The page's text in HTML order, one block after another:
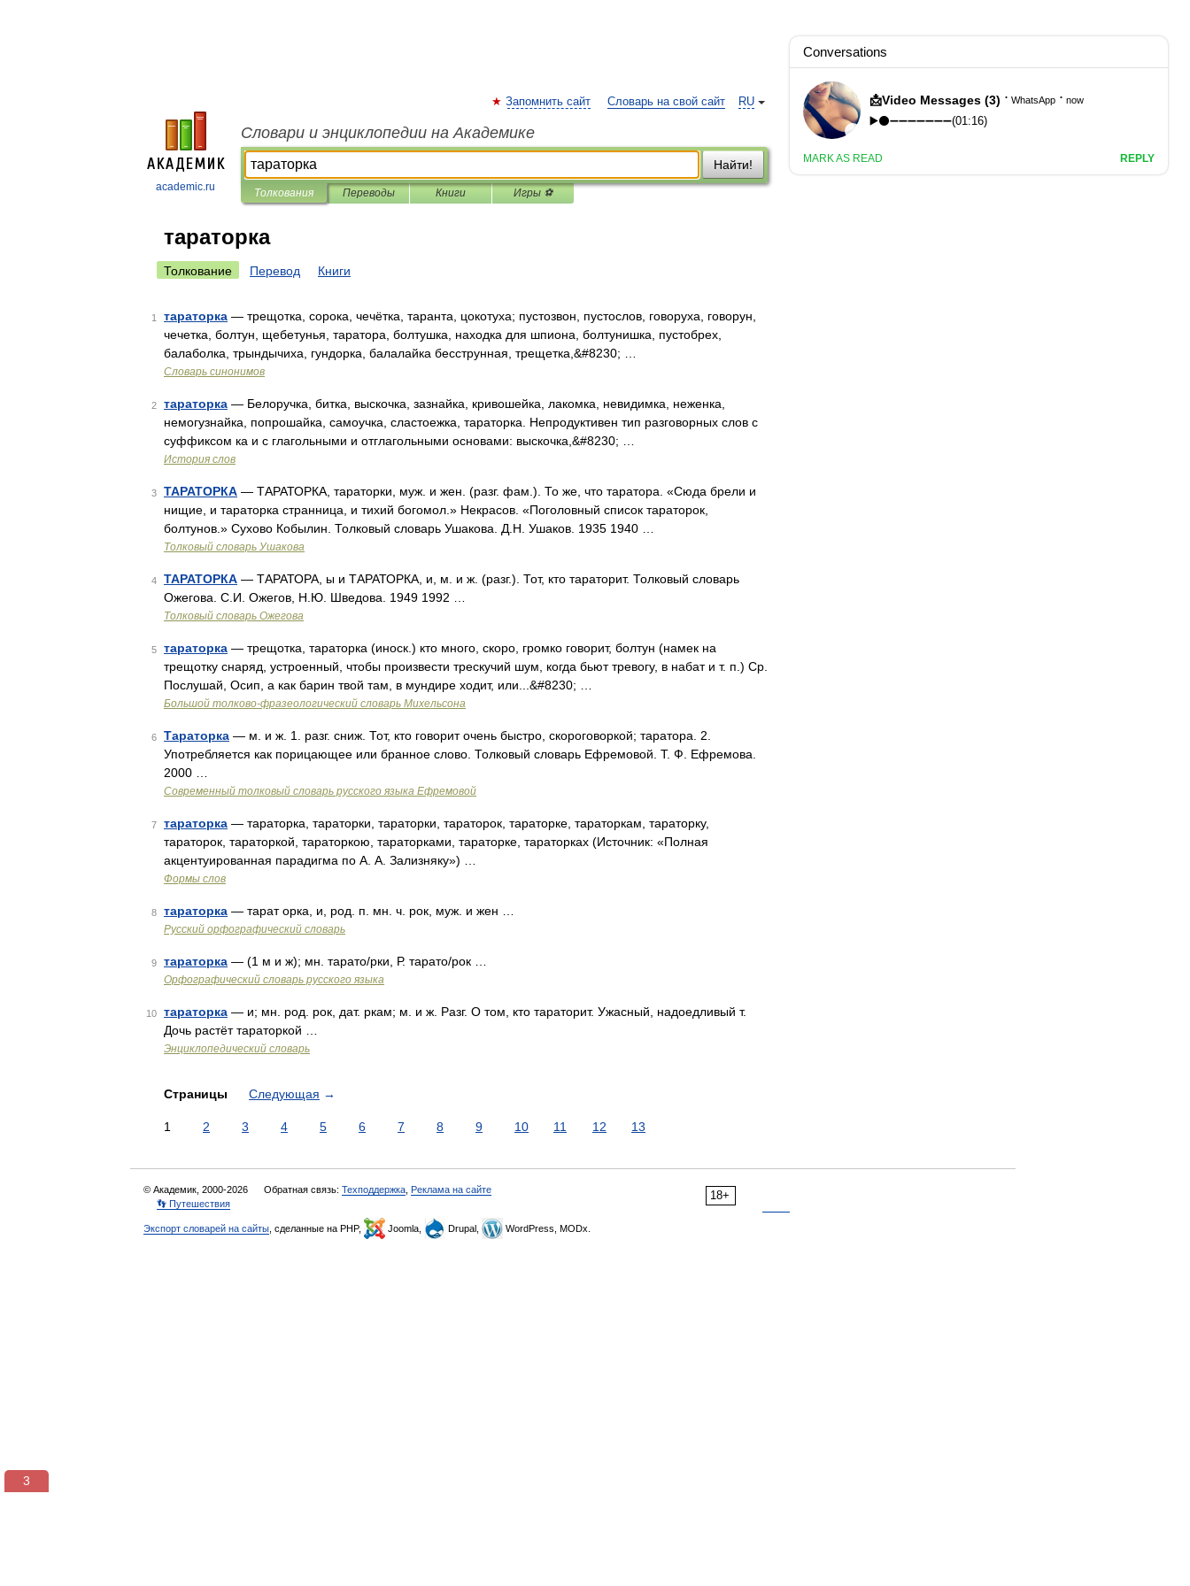
academic.ru
RU
Запомнить сайт Словарь на свой сайт
Словари и энциклопедии на Академике
Найти!
Толкования Переводы Книги Игры ⚽
тараторка
Толкование Перевод Книги
1 тараторка — трещотка, сорока, чечётка, таранта, цокотуха; пустозвон, пустослов, говоруха, говорун,
чечетка, болтун, щебетунья, таратора, болтушка, находка для шпиона, болтунишка, пустобрех,
балаболка, трындычиха, гундорка, балалайка бесструнная, трещетка,&#8230; …
Словарь синонимов
2 тараторка — Белоручка, битка, выскочка, зазнайка, кривошейка, лакомка, невидимка, неженка,
немогузнайка, попрошайка, самоучка, сластоежка, тараторка. Непродуктивен тип разговорных слов с
суффиксом ка и с глагольными и отглагольными основами: выскочка,&#8230; …
История слов
3 ТАРАТОРКА — ТАРАТОРКА, тараторки, муж. и жен. (разг. фам.). То же, что таратора. «Сюда брели и
нищие, и тараторка странница, и тихий богомол.» Некрасов. «Поголовный список тараторок,
болтунов.» Сухово Кобылин. Толковый словарь Ушакова. Д.Н. Ушаков. 1935 1940 …
Толковый словарь Ушакова
4 ТАРАТОРКА — ТАРАТОРА, ы и ТАРАТОРКА, и, м. и ж. (разг.). Тот, кто тараторит. Толковый словарь
Ожегова. С.И. Ожегов, Н.Ю. Шведова. 1949 1992 …
Толковый словарь Ожегова
5 тараторка — трещотка, тараторка (иноск.) кто много, скоро, громко говорит, болтун (намек на
трещотку снаряд, устроенный, чтобы произвести трескучий шум, когда бьют тревогу, в набат и т. п.) Ср.
Послушай, Осип, а как барин твой там, в мундире ходит, или...&#8230; …
Большой толково-фразеологический словарь Михельсона
6 Тараторка — м. и ж. 1. разг. сниж. Тот, кто говорит очень быстро, скороговоркой; таратора. 2.
Употребляется как порицающее или бранное слово. Толковый словарь Ефремовой. Т. Ф. Ефремова.
2000 …
Современный толковый словарь русского языка Ефремовой
7 тараторка — тараторка, тараторки, тараторки, тараторок, тараторке, тараторкам, тараторку,
тараторок, тараторкой, тараторкою, тараторками, тараторке, тараторках (Источник: «Полная
акцентуированная парадигма по А. А. Зализняку») …
Формы слов
8 тараторка — тарат орка, и, род. п. мн. ч. рок, муж. и жен …
Русский орфографический словарь
9 тараторка — (1 м и ж); мн. тарато/рки, Р. тарато/рок …
Орфографический словарь русского языка
10 тараторка — и; мн. род. рок, дат. ркам; м. и ж. Разг. О том, кто тараторит. Ужасный, надоедливый т.
Дочь растёт тараторкой …
Энциклопедический словарь
Страницы Следующая →
1 2 3 4 5 6 7 8 9 10 11 12 13
18+
© Академик, 2000-2026 Обратная связь: Техподдержка Реклама на сайте
👣 Путешествия
Экспорт словарей на сайты , сделанные на PHP, Joomla, Drupal, WordPress, MODx.
3